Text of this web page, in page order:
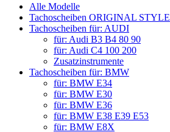
Alle Modelle
Tachoscheiben ORIGINAL STYLE
Tachoscheiben für: AUDI
für: Audi B3 B4 80 90
für: Audi C4 100 200
Zusatzinstrumente
Tachoscheiben für: BMW
für: BMW E34
für: BMW E30
für: BMW E36
für: BMW E38 E39 E53
für: BMW E8X